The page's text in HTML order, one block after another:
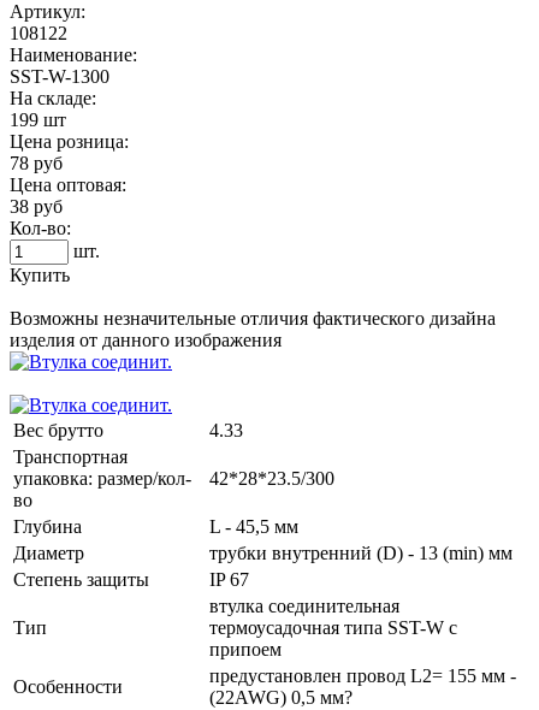
Артикул:
108122
Наименование:
SST-W-1300
На складе:
199 шт
Цена розница:
78 руб
Цена оптовая:
38 руб
Кол-во:
шт.
Купить
Возможны незначительные отличия фактического дизайна
изделия от данного изображения
Вес брутто
4.33
Транспортная
упаковка: размер/кол-
во
42*28*23.5/300
Глубина
L - 45,5 мм
Диаметр
трубки внутренний (D) - 13 (min) мм
Степень защиты
IP 67
Тип
втулка соединительная
термоусадочная типа SST-W с
припоем
Особенности
предустановлен провод L2= 155 мм -
(22AWG) 0,5 мм?